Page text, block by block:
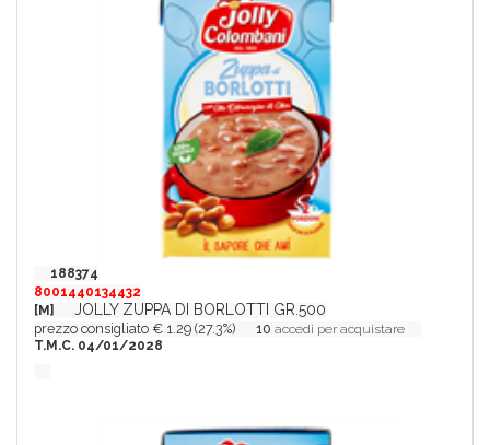
188374
8001440134432
[M]
JOLLY ZUPPA DI BORLOTTI GR.500
prezzo consigliato € 1.29 (27.3%) 10 accedi per acquistare
T.M.C. 04/01/2028